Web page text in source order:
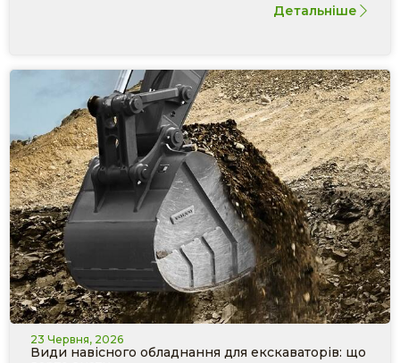
Детальніше
23 Червня, 2026
Види навісного обладнання для екскаваторів: що